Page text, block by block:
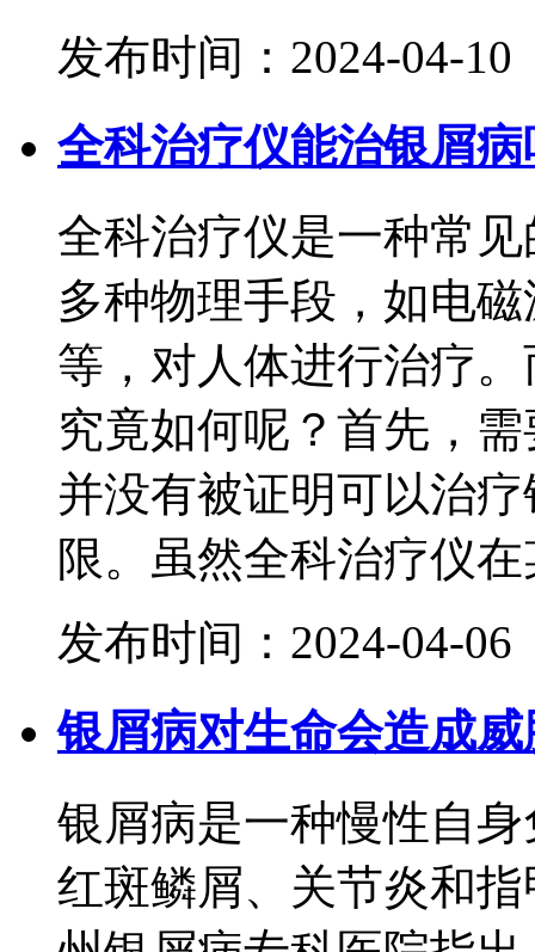
发布时间：2024-04-10
全科治疗仪能治银屑病
全科治疗仪是一种常
多种物理手段，如电
等，对人体进行治疗
究竟如何呢？首先，
并没有被证明可以治
限。虽然全科治疗仪
发布时间：2024-04-06
银屑病对生命会造成威
银屑病是一种慢性自
红斑鳞屑、关节炎和